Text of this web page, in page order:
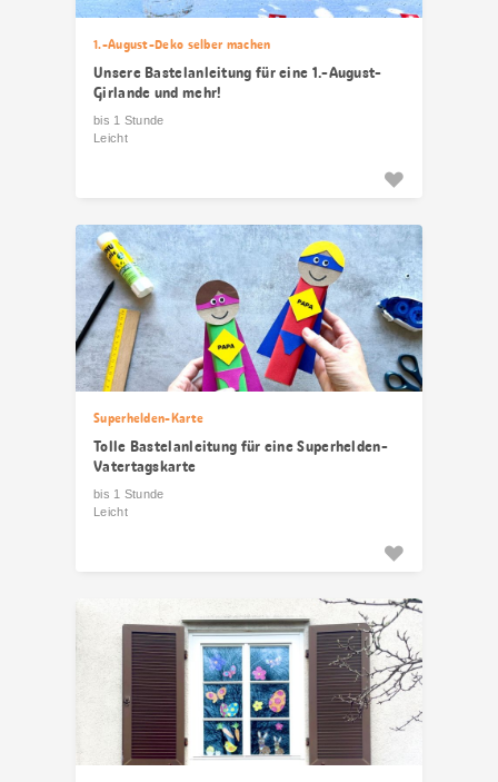
1.-August-Deko selber machen
Unsere Bastelanleitung für eine 1.-August-
Girlande und mehr!
bis 1 Stunde
Leicht
Superhelden-Karte
Tolle Bastelanleitung für eine Superhelden-
Vatertagskarte
bis 1 Stunde
Leicht